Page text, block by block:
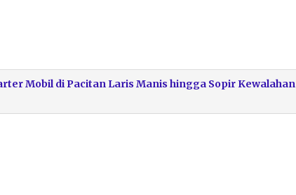
Mobil di Pacitan Laris Manis hingga Sopir Kewalahan